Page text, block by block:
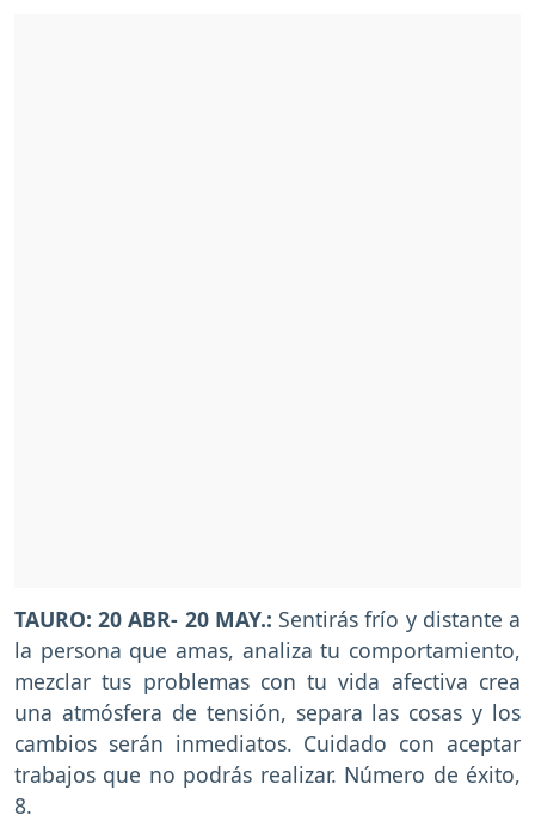
TAURO: 20 ABR- 20 MAY.: Sentirás frío y distante a
la persona que amas, analiza tu comportamiento,
mezclar tus problemas con tu vida afectiva crea
una atmósfera de tensión, separa las cosas y los
cambios serán inmediatos. Cuidado con aceptar
trabajos que no podrás realizar. Número de éxito,
8.